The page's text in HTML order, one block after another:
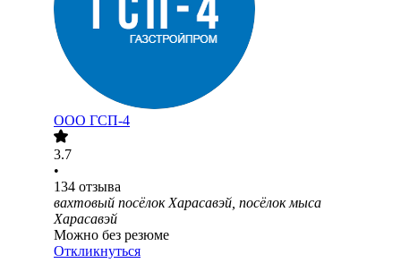
ООО ГСП-4
3.7
•
134 отзыва
вахтовый посёлок Харасавэй, посёлок мыса
Харасавэй
Можно без резюме
Откликнуться